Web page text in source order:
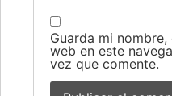
Guarda mi
web en este
vez que comente.